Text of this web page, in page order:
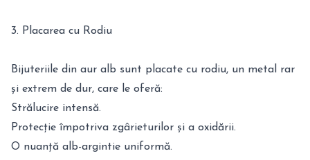
3. Placarea cu Rodiu
Bijuteriile din aur alb sunt placate cu rodiu, un metal rar
și extrem de dur, care le oferă:
Strălucire intensă.
Protecție împotriva zgârieturilor și a oxidării.
O nuanță alb-argintie uniformă.